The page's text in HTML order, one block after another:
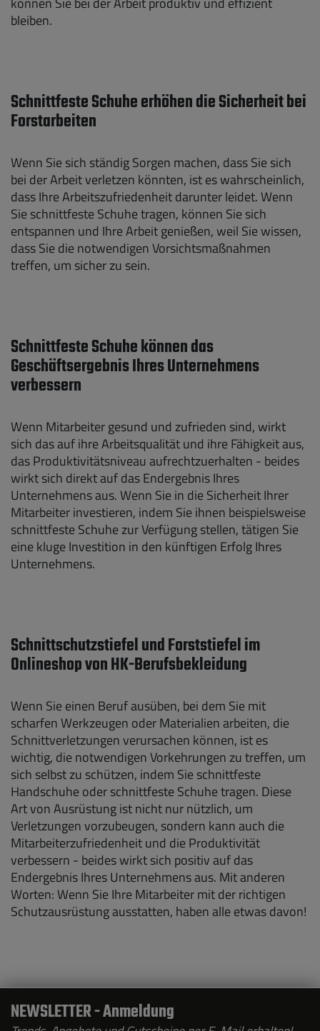
bleiben.
Schnittfeste Schuhe erhöhen die Sicherheit bei
Forstarbeiten
Wenn Sie sich ständig Sorgen machen, dass Sie sich
bei der Arbeit verletzen könnten, ist es wahrscheinlich,
dass Ihre Arbeitszufriedenheit darunter leidet. Wenn
Sie schnittfeste Schuhe tragen, können Sie sich
entspannen und Ihre Arbeit genießen, weil Sie wissen,
dass Sie die notwendigen Vorsichtsmaßnahmen
treffen, um sicher zu sein.
Schnittfeste Schuhe können das
Geschäftsergebnis Ihres Unternehmens
verbessern
Wenn Mitarbeiter gesund und zufrieden sind, wirkt
sich das auf ihre Arbeitsqualität und ihre Fähigkeit aus,
das Produktivitätsniveau aufrechtzuerhalten - beides
wirkt sich direkt auf das Endergebnis Ihres
Unternehmens aus. Wenn Sie in die Sicherheit Ihrer
Mitarbeiter investieren, indem Sie ihnen beispielsweise
schnittfeste Schuhe zur Verfügung stellen, tätigen Sie
eine kluge Investition in den künftigen Erfolg Ihres
Unternehmens.
Schnittschutzstiefel und Forststiefel im
Onlineshop von HK-Berufsbekleidung
Wenn Sie einen Beruf ausüben, bei dem Sie mit
scharfen Werkzeugen oder Materialien arbeiten, die
Schnittverletzungen verursachen können, ist es
wichtig, die notwendigen Vorkehrungen zu treffen, um
sich selbst zu schützen, indem Sie schnittfeste
Handschuhe oder schnittfeste Schuhe tragen. Diese
Art von Ausrüstung ist nicht nur nützlich, um
Verletzungen vorzubeugen, sondern kann auch die
Mitarbeiterzufriedenheit und die Produktivität
verbessern - beides wirkt sich positiv auf das
Endergebnis Ihres Unternehmens aus. Mit anderen
Worten: Wenn Sie Ihre Mitarbeiter mit der richtigen
Schutzausrüstung ausstatten, haben alle etwas davon!
NEWSLETTER - Anmeldung